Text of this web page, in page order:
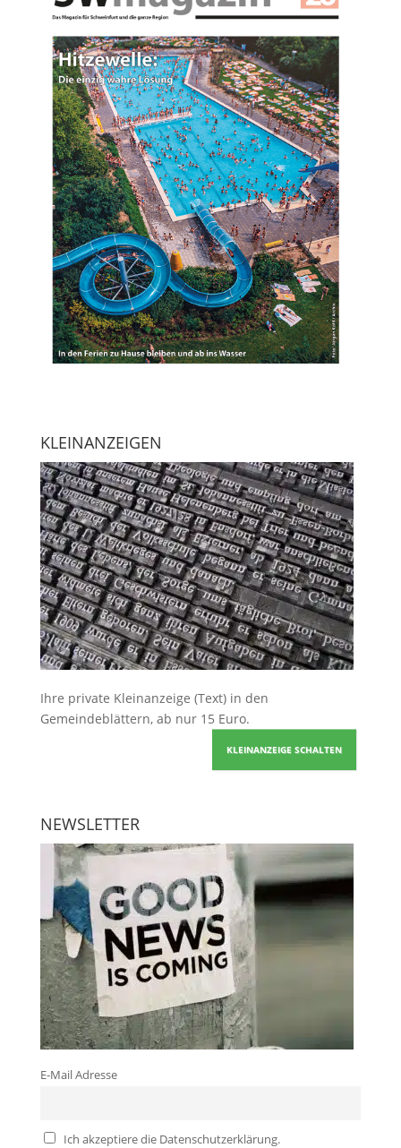
KLEINANZEIGEN
Ihre private Kleinanzeige (Text) in den
Gemeindeblättern, ab nur 15 Euro.
KLEINANZEIGE SCHALTEN
NEWSLETTER
E-Mail Adresse
Ich akzeptiere die Datenschutzerklärung.